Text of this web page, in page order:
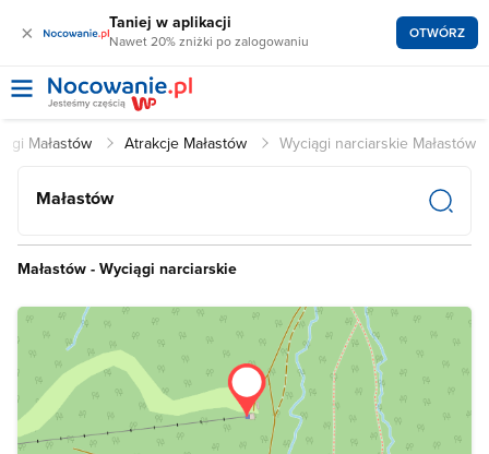
× Taniej w aplikacji
Nawet 20% zniżki po zalogowaniu OTWÓRZ
Małastów Atrakcje Małastów Wyciągi narciarskie Małastów
Małastów
Małastów - Wyciągi narciarskie